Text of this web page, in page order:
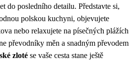
do posledního detailu. Představte si,
polskou kuchyni, objevujete
nebo relaxujete na písečných plážích
převodníky měn a snadným převodem
zloté se vaše cesta stane ještě